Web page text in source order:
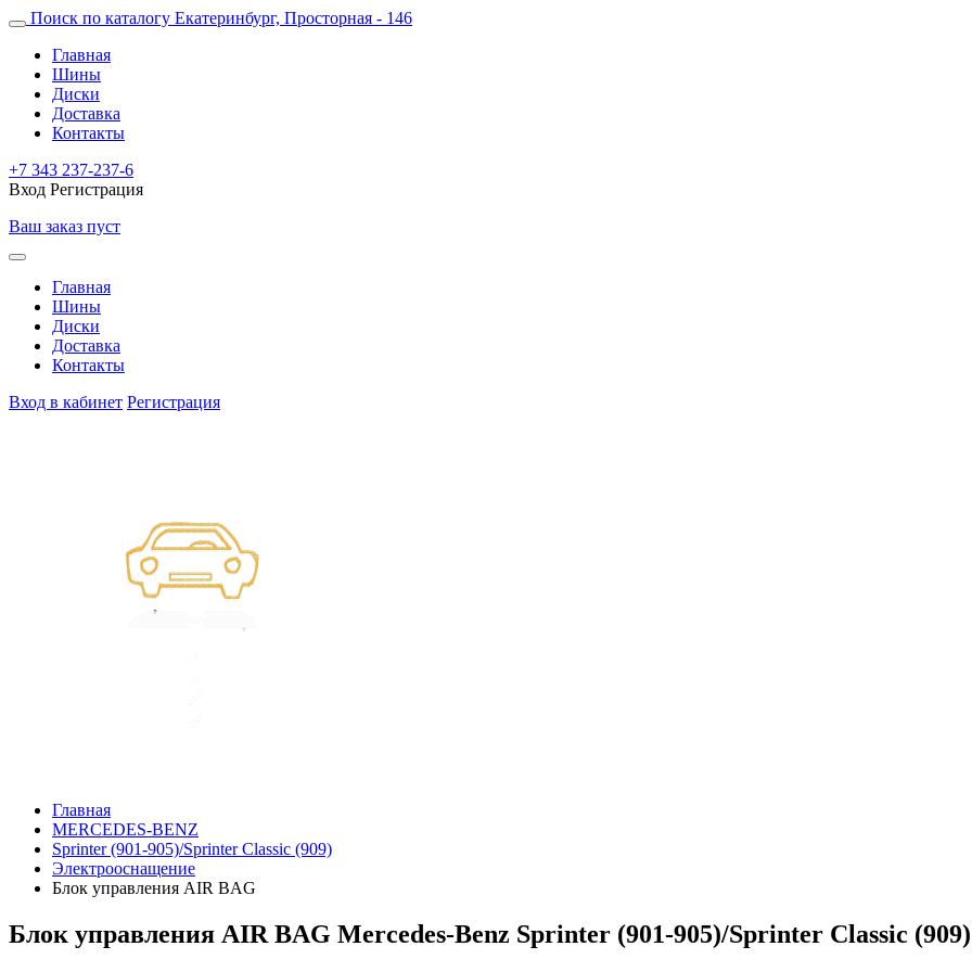
Поиск по каталогу Екатеринбург, Просторная - 146
Главная
Шины
Диски
Доставка
Контакты
+7 343 237-237-6
Вход Регистрация
Ваш заказ пуст
Главная
Шины
Диски
Доставка
Контакты
Вход в кабинет Регистрация
Главная
MERCEDES-BENZ
Sprinter (901-905)/Sprinter Classic (909)
Электрооснащение
Блок управления AIR BAG
Блок управления AIR BAG Mercedes-Benz Sprinter (901-905)/Sprinter Classic (909)